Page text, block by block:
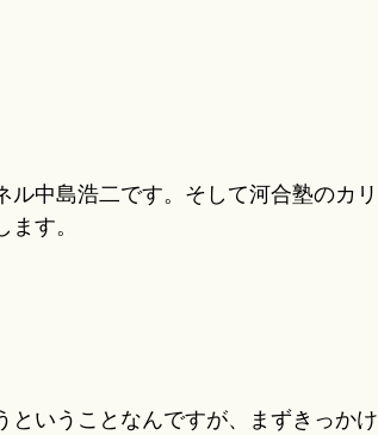
中島浩二です。そして河合塾のカリ
す。
いうことなんですが、まずきっかけ